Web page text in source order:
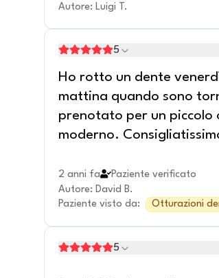
Autore: Luigi T.
5
Ho rotto un dente
mattina quando sono
prenotato per un piccolo
moderno.
2 anni fa
Paziente verificato
Autore: David B.
Paziente visto da: Otturazioni
5